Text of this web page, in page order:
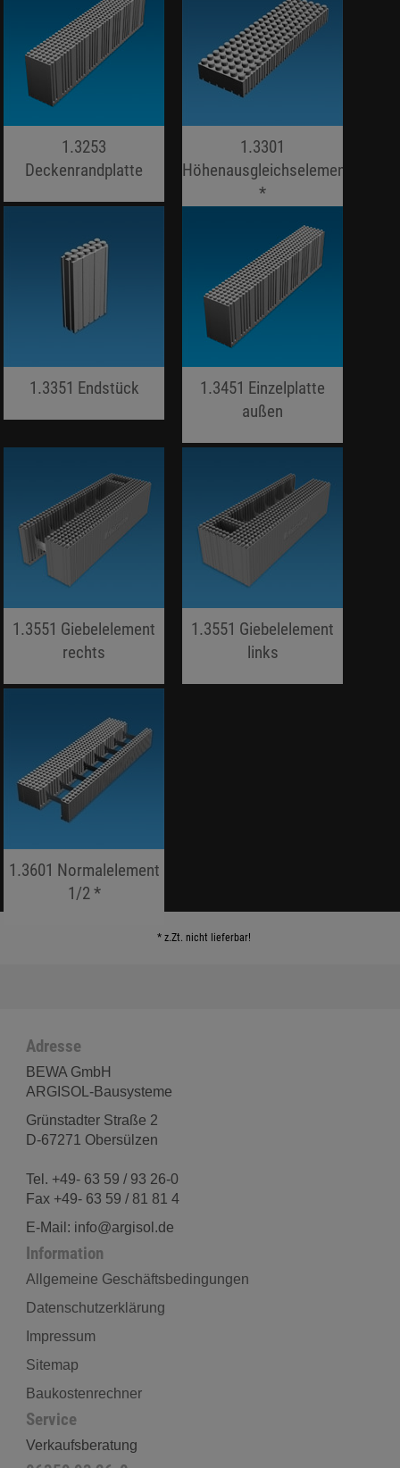
1.3253
Deckenrandplatte
1.3301
Höhenausgleichselement
*
1.3351 Endstück
1.3451 Einzelplatte
außen
1.3551 Giebelelement
rechts
1.3551 Giebelelement
links
1.3601 Normalelement
1/2 *
* z.Zt. nicht lieferbar!
Adresse
BEWA GmbH
ARGISOL-Bausysteme
Grünstadter Straße 2
D-67271 Obersülzen
Tel. +49- 63 59 / 93 26-0
Fax +49- 63 59 / 81 81 4
E-Mail: info@argisol.de
Information
Allgemeine Geschäftsbedingungen
Datenschutzerklärung
Impressum
Sitemap
Baukostenrechner
Service
Verkaufsberatung